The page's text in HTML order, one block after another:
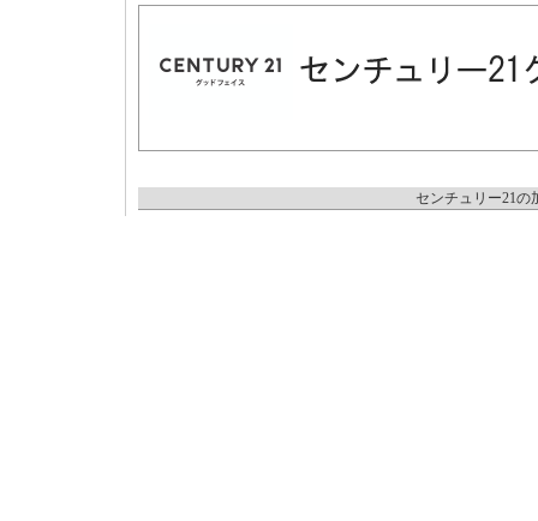
センチュリー21の